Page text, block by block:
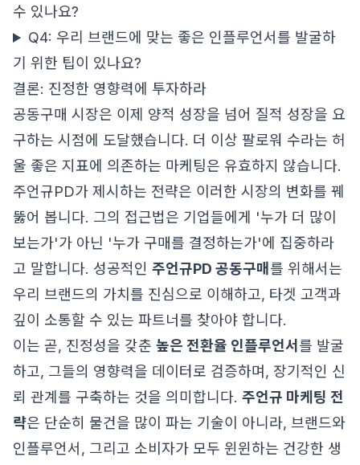
수 있나요?
Q4: 우리 브랜드에 맞는 좋은 인플루언서를 발굴하
기 위한 팁이 있나요?
결론: 진정한 영향력에 투자하라
공동구매 시장은 이제 양적 성장을 넘어 질적 성장을 요
구하는 시점에 도달했습니다. 더 이상 팔로워 수라는 허
울 좋은 지표에 의존하는 마케팅은 유효하지 않습니다.
주언규PD가 제시하는 전략은 이러한 시장의 변화를 꿰
뚫어 봅니다. 그의 접근법은 기업들에게 '누가 더 많이
보는가'가 아닌 '누가 구매를 결정하는가'에 집중하라
고 말합니다. 성공적인 주언규PD 공동구매 를 위해서는
우리 브랜드의 가치를 진심으로 이해하고, 타겟 고객과
깊이 소통할 수 있는 파트너를 찾아야 합니다.
이는 곧, 진정성을 갖춘 높은 전환율 인플루언서 를 발굴
하고, 그들의 영향력을 데이터로 검증하며, 장기적인 신
뢰 관계를 구축하는 것을 의미합니다. 주언규 마케팅 전
략은 단순히 물건을 많이 파는 기술이 아니라, 브랜드와
인플루언서, 그리고 소비자가 모두 윈윈하는 건강한 생